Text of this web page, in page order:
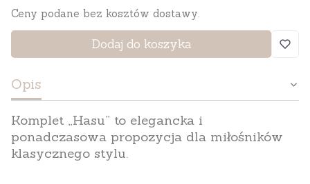
Ceny podane bez kosztów dostawy.
Dodaj do koszyka
Opis
Komplet „Hasu” to elegancka i
ponadczasowa propozycja dla miłośników
klasycznego stylu.